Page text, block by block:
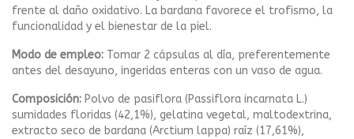
frente al daño oxidativo. La bardana favorece el trofismo, la
funcionalidad y el bienestar de la piel.
Modo de empleo: Tomar 2 cápsulas al día, preferentemente
antes del desayuno, ingeridas enteras con un vaso de agua.
Composición: Polvo de pasiflora (Passiflora incarnata L.)
sumidades floridas (42,1%), gelatina vegetal, maltodextrina,
extracto seco de bardana (Arctium lappa) raíz (17,61%),